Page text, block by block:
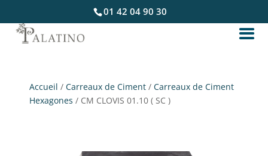
01 42 04 90 30
Accueil /Carreaux de Ciment /Carreaux de Ciment
Hexagones / CM CLOVIS 01.10 ( SC )